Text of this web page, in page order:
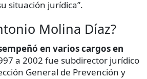
situación jurídica”.
Molina Díaz?
en varios cargos en
a 2002 fue subdirector jurídico
General de Prevención y